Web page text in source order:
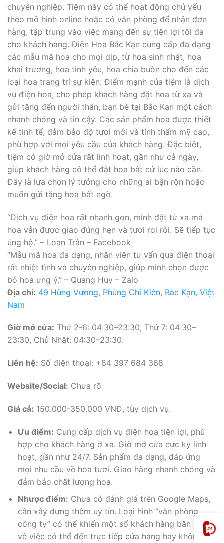
chuyên nghiệp. Tiệm này có thể hoạt động chủ yếu
theo mô hình online hoặc có văn phòng để nhận đơn
hàng, tập trung vào việc mang đến sự tiện lợi tối đa
cho khách hàng. Điện Hoa Bắc Kạn cung cấp đa dạng
các mẫu mã hoa cho mọi dịp, từ hoa sinh nhật, hoa
khai trương, hoa tình yêu, hoa chia buồn cho đến các
loại hoa trang trí sự kiện. Điểm mạnh của tiệm là dịch
vụ điện hoa, cho phép khách hàng đặt hoa từ xa và
gửi tặng đến người thân, bạn bè tại Bắc Kạn một cách
nhanh chóng và tin cậy. Các sản phẩm hoa được thiết
kế tinh tế, đảm bảo độ tươi mới và tính thẩm mỹ cao,
phù hợp với mọi yêu cầu của khách hàng. Đặc biệt,
tiệm có giờ mở cửa rất linh hoạt, gần như cả ngày,
giúp khách hàng có thể đặt hoa bất cứ lúc nào cần.
Đây là lựa chọn lý tưởng cho những ai bận rộn hoặc
muốn gửi tặng hoa bất ngờ.
“Dịch vụ điện hoa rất nhanh gọn, mình đặt từ xa mà
hoa vẫn được giao đúng hẹn và tươi roi rói. Sẽ tiếp tục
ủng hộ.” – Loan Trần – Facebook
“Mẫu mã hoa đa dạng, nhân viên tư vấn qua điện thoại
rất nhiệt tình và chuyên nghiệp, giúp mình chọn được
bó hoa ưng ý.” – Quang Huy – Zalo
Địa chỉ: 49 Hùng Vương, Phùng Chí Kiên, Bắc Kạn, Việt
Nam
Giờ mở cửa: Thứ 2-6: 04:30–23:30, Thứ 7: 04:30–
23:30, Chủ Nhật: 04:30–23:30.
Liên hệ: Số điện thoại: +84 397 684 368
Website/Social: Chưa rõ
Giá cả: 150.000-350.000 VNĐ, tùy dịch vụ.
Ưu điểm: Cung cấp dịch vụ điện hoa tiện lợi, phù
hợp cho khách hàng ở xa. Giờ mở cửa cực kỳ linh
hoạt, gần như 24/7. Sản phẩm đa dạng, đáp ứng
mọi nhu cầu về hoa tươi. Giao hàng nhanh chóng và
đảm bảo chất lượng hoa.
Nhược điểm: Chưa có đánh giá trên Google Maps,
cần xây dựng thêm uy tín. Loại hình “văn phòng
công ty” có thể khiến một số khách hàng băn khoăn
về việc có thể đến trực tiếp cửa hàng hay không.